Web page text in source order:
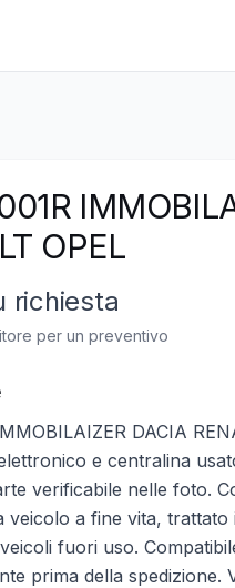
OPEL
richiesta
per un preventivo
DACIA
e centralina
verificabile nelle foto.
veicolo a fine vita, trattato
fuori uso.
prima della spedizione.